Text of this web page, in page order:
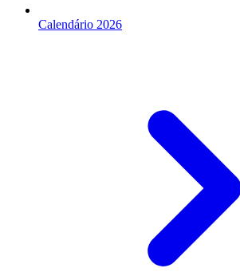
Calendário 2026